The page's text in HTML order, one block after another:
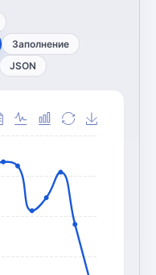
Заполнение
JSON